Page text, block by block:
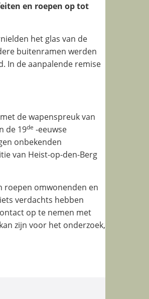
en roepen op tot
het glas van de
buitenramen werden
In de aanpalende remise
de wapenspreuk van
de 19de -eeuwse
onbekenden
van Heist-op-den-Berg
roepen omwonenden en
verdachts hebben
op te nemen met
zijn voor het onderzoek,